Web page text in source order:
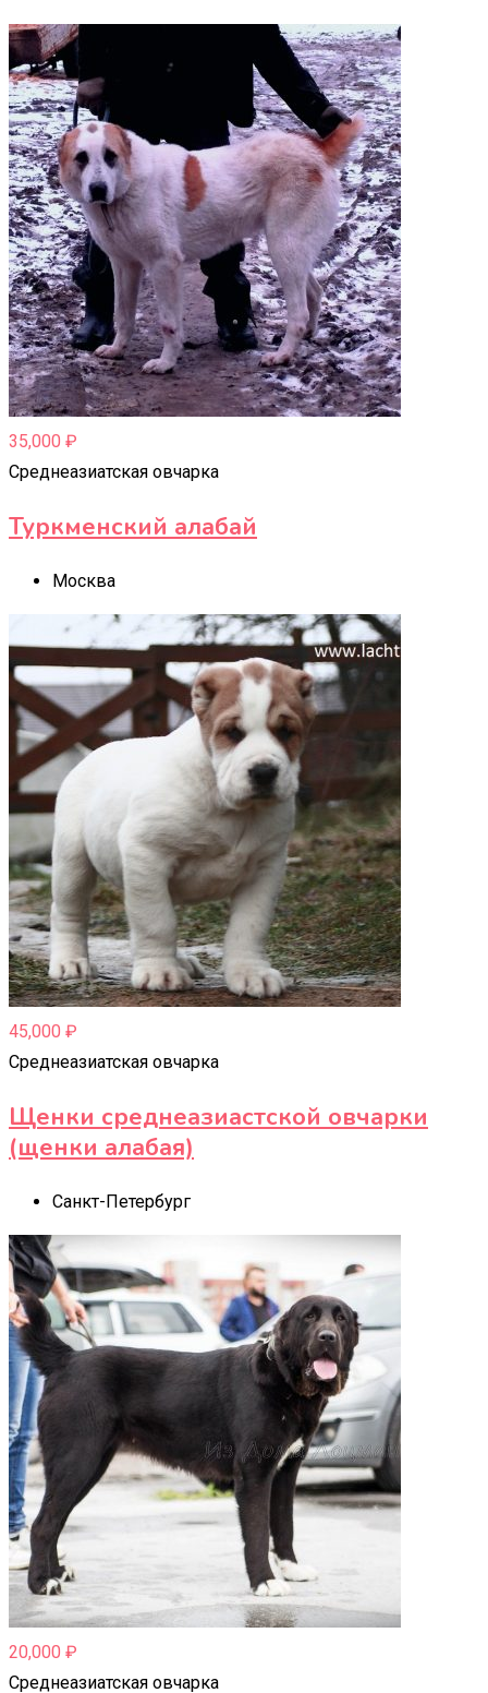
35,000 ₽
Среднеазиатская овчарка
Туркменский алабай
Москва
45,000 ₽
Среднеазиатская овчарка
Щенки среднеазиастской овчарки
(щенки алабая)
Санкт-Петербург
20,000 ₽
Среднеазиатская овчарка